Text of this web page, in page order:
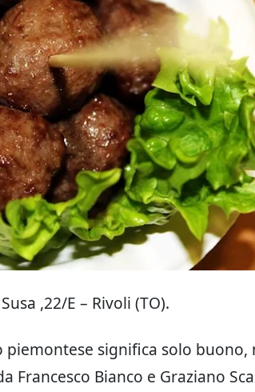
,22/E – Rivoli (TO).
significa solo buono,
Francesco Bianco e Graziano